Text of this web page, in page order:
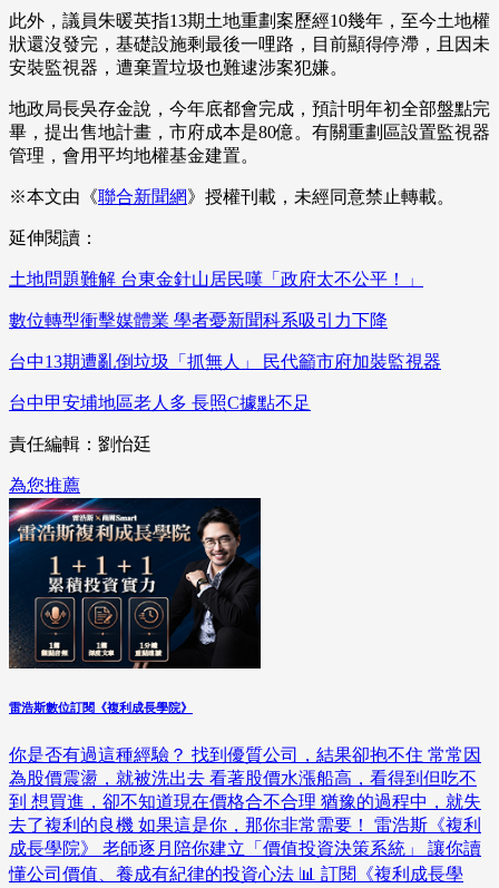
此外，議員朱暖英指13期土地重劃案歷經10幾年，至今土地權
狀還沒發完，基礎設施剩最後一哩路，目前顯得停滯，且因未
安裝監視器，遭棄置垃圾也難逮涉案犯嫌。
地政局長吳存金說，今年底都會完成，預計明年初全部盤點完
畢，提出售地計畫，市府成本是80億。有關重劃區設置監視器
管理，會用平均地權基金建置。
※本文由《聯合新聞網》授權刊載，未經同意禁止轉載。
延伸閱讀：
土地問題難解 台東金針山居民嘆「政府太不公平！」
數位轉型衝擊媒體業 學者憂新聞科系吸引力下降
台中13期遭亂倒垃圾「抓無人」 民代籲市府加裝監視器
台中甲安埔地區老人多 長照C據點不足
責任編輯：劉怡廷
為您推薦
雷浩斯數位訂閱《複利成長學院》
你是否有過這種經驗？ 找到優質公司，結果卻抱不住 常常因
為股價震盪，就被洗出去 看著股價水漲船高，看得到但吃不
到 想買進，卻不知道現在價格合不合理 猶豫的過程中，就失
去了複利的良機 如果這是你，那你非常需要！ 雷浩斯《複利
成長學院》 老師逐月陪你建立「價值投資決策系統」 讓你讀
懂公司價值、養成有紀律的投資心法 📊 訂閱《複利成長學